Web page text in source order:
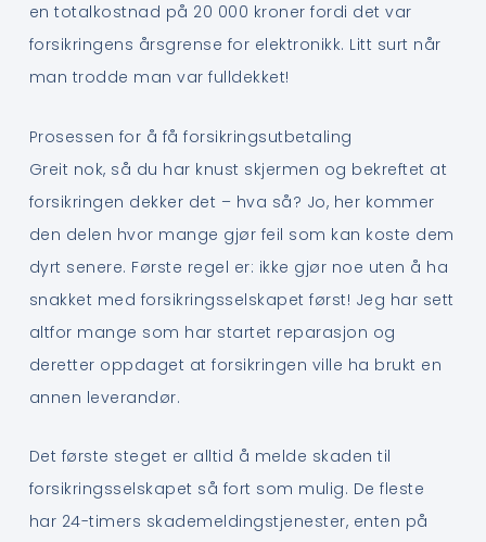
en totalkostnad på 20 000 kroner fordi det var
forsikringens årsgrense for elektronikk. Litt surt når
man trodde man var fulldekket!
Prosessen for å få forsikringsutbetaling
Greit nok, så du har knust skjermen og bekreftet at
forsikringen dekker det – hva så? Jo, her kommer
den delen hvor mange gjør feil som kan koste dem
dyrt senere. Første regel er: ikke gjør noe uten å ha
snakket med forsikringsselskapet først! Jeg har sett
altfor mange som har startet reparasjon og
deretter oppdaget at forsikringen ville ha brukt en
annen leverandør.
Det første steget er alltid å melde skaden til
forsikringsselskapet så fort som mulig. De fleste
har 24-timers skademeldingstjenester, enten på